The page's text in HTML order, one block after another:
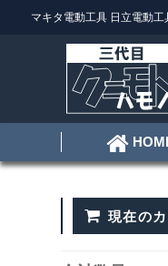
マキタ電動工具 日立電動工
現在の